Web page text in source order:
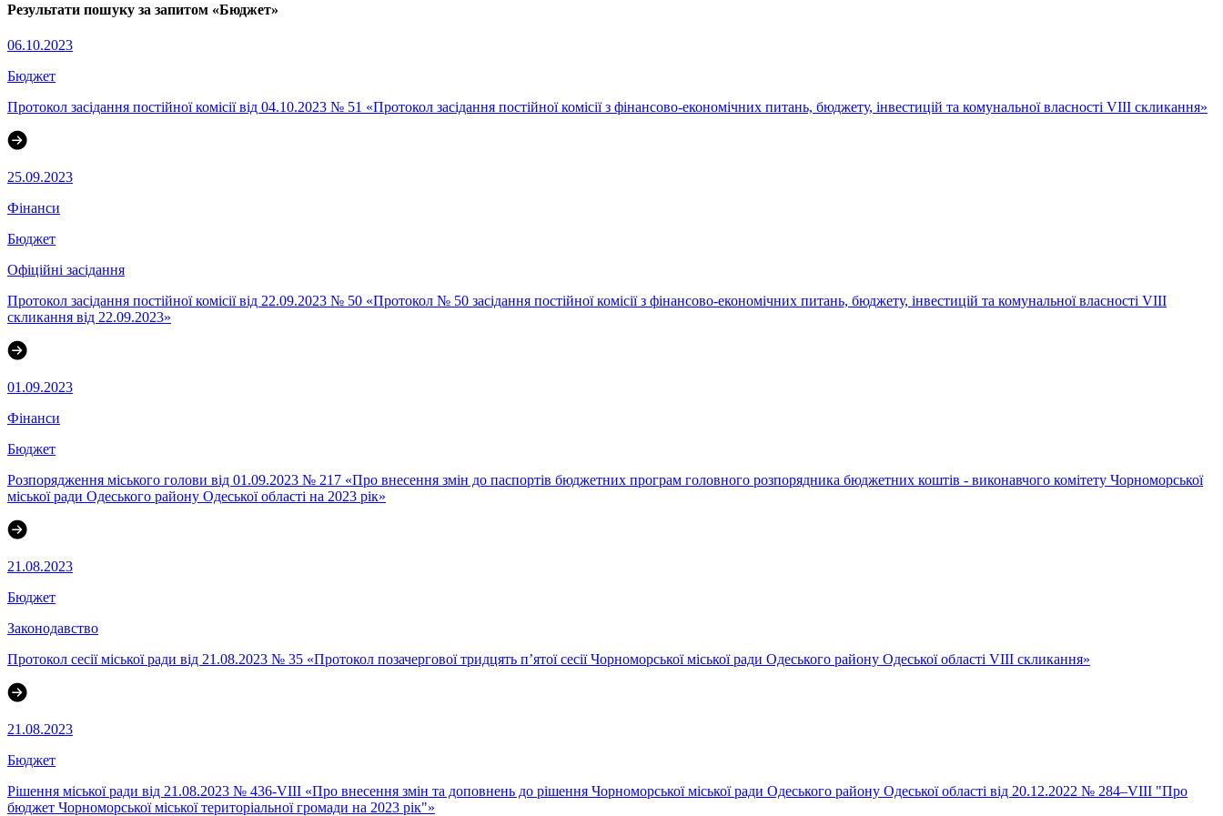
Результати пошуку за запитом «Бюджет»
06.10.2023
Бюджет
Протокол засідання постійної комісії від 04.10.2023 № 51 «Протокол засідання постійної комісії з фінансово-економічних питань, бюджету, інвестицій та комунальної власності VІІІ скликання»
25.09.2023
Фінанси
Бюджет
Офіційні засідання
Протокол засідання постійної комісії від 22.09.2023 № 50 «Протокол № 50 засідання постійної комісії з фінансово-економічних питань, бюджету, інвестицій та комунальної власності VІІІ
скликання від 22.09.2023»
01.09.2023
Фінанси
Бюджет
Розпорядження міського голови від 01.09.2023 № 217 «Про внесення змін до паспортів бюджетних програм головного розпорядника бюджетних коштів - виконавчого комітету Чорноморської
міської ради Одеського району Одеської області на 2023 рік»
21.08.2023
Бюджет
Законодавство
Протокол сесії міської ради від 21.08.2023 № 35 «Протокол позачергової тридцять п’ятої сесії Чорноморської міської ради Одеського району Одеської області VIII скликання»
21.08.2023
Бюджет
Рішення міської ради від 21.08.2023 № 436-VIII «Про внесення змін та доповнень до рішення Чорноморської міської ради Одеського району Одеської області від 20.12.2022 № 284–VІII "Про
бюджет Чорноморської міської територіальної громади на 2023 рік"»